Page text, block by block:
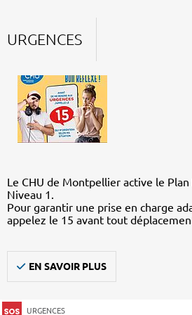
URGENCES
Le CHU de Montpellier active le
Niveau 1.
Pour garantir une prise en charge
appelez le 15 avant tout
EN SAVOIR PLUS
URGENCES